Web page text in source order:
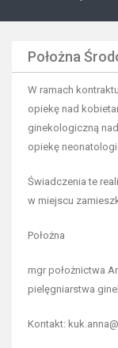
Położna
W ramach
opiekę nad
ginekologiczną
opiekę
Świadczenia te
w miejscu
Położna
mgr położnictwa
pielęgniarstwa
Kontakt: